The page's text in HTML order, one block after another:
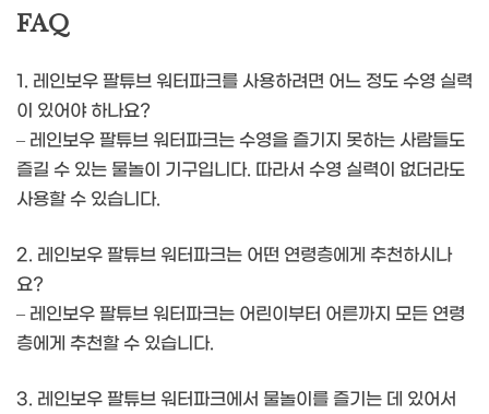
FAQ
1. 레인보우 팔튜브 워터파크를 사용하려면 어느 정도 수영 실력
이 있어야 하나요?
– 레인보우 팔튜브 워터파크는 수영을 즐기지 못하는 사람들도
즐길 수 있는 물놀이 기구입니다. 따라서 수영 실력이 없더라도
사용할 수 있습니다.
2. 레인보우 팔튜브 워터파크는 어떤 연령층에게 추천하시나
요?
– 레인보우 팔튜브 워터파크는 어린이부터 어른까지 모든 연령
층에게 추천할 수 있습니다.
3. 레인보우 팔튜브 워터파크에서 물놀이를 즐기는 데 있어서